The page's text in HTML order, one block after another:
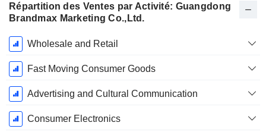
Répartition des Ventes par Activité: Guangdong
Brandmax Marketing Co.,Ltd.
Période
Fiscale:
Décembre
Wholesale and Retail
Fast Moving Consumer Goods
Advertising and Cultural Communication
Consumer Electronics